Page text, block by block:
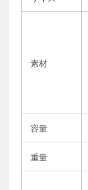
素材
容量
重量